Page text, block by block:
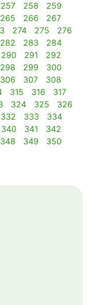
257 258
259
265 266
267
274 275
276
282 283
284
290 291
292
298 299
300
306 307
308
315 316
317
324 325
326
332 333
334
340 341
342
348 349
350